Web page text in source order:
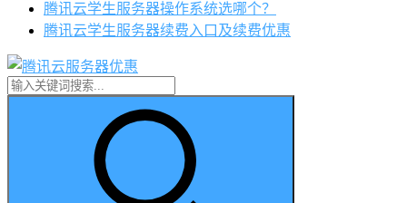
腾讯云学生服务器操作系统选哪个？
腾讯云学生服务器续费入口及续费优惠